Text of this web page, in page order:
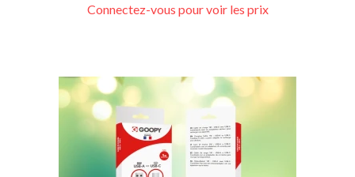
Connectez-vous pour voir les prix